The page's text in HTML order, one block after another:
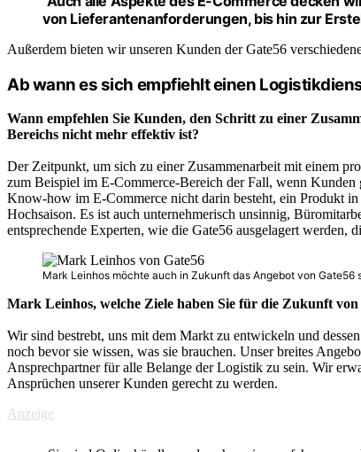
von Lieferantenanforderungen, bis hin zur
Außerdem bieten wir unseren Kunden der Gate56
Ab wann es sich empfiehlt einen
Wann empfehlen Sie Kunden, den Schritt zu einer
Bereichs nicht mehr effektiv ist?
Der Zeitpunkt, um sich zu einer Zusammenarbeit mit einem
zum Beispiel im E-Commerce-Bereich der Fall, wenn Kunden
Know-how im E-Commerce nicht darin besteht, ein Produkt
Hochsaison. Es ist auch unternehmerisch unsinnig,
entsprechende Experten, wie die Gate56 ausgelagert werden,
Mark Leinhos möchte auch in Zukunft das Angebot von
Mark Leinhos, welche Ziele haben Sie für die Zukunft
Wir sind bestrebt, uns mit dem Markt zu entwickeln und
noch bevor sie wissen, was sie brauchen. Unser breites
Ansprechpartner für alle Belange der Logistik zu sein. Wir
Ansprüchen unserer Kunden gerecht zu werden.
Anzeige